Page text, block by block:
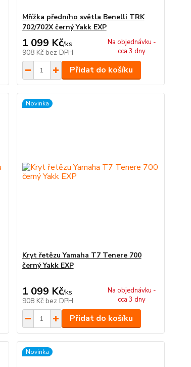
Mřížka předního světla Benelli TRK
702/702X černý Yakk EXP
1 099 Kč/ks
908 Kč bez DPH
Na objednávku -
cca 3 dny
Přidat do košíku
Novinka
Kryt řetězu Yamaha T7 Tenere 700
černý Yakk EXP
1 099 Kč/ks
908 Kč bez DPH
Na objednávku -
cca 3 dny
Přidat do košíku
Novinka